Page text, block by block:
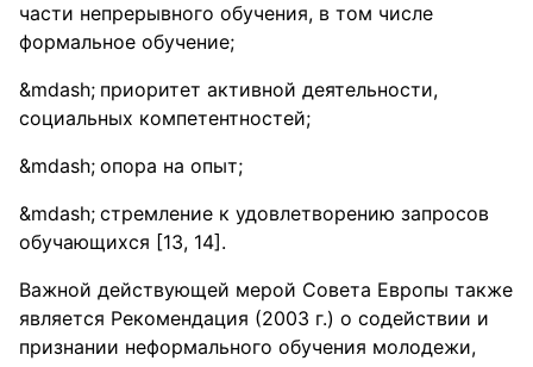
части непрерывного обучения, в том числе
формальное обучение;
приоритет активной деятельности,
социальных компетентностей;
опора на опыт;
стремление к удовлетворению запросов
обучающихся [13, 14].
Важной действующей мерой Совета Европы также
является Рекомендация (2003 г.) о содействии и
признании неформального обучения молодежи,